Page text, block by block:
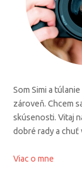
Som Simi a
zároveň. Chcem
skúsenosti. Vitaj
dobré rady a
Viac o mne